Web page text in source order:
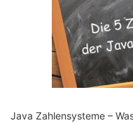
Java Zahlensysteme –